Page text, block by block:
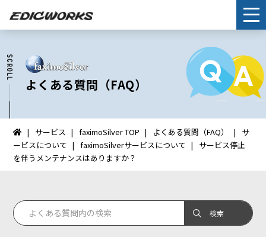
よくある質問（FAQ）
イ
ン
サービス faximoSilver TOP よくある質問（FAQ）
サ
ービスについて
faximoSilverサービスについて
サービス停止
を伴うメンテナンスはありますか？